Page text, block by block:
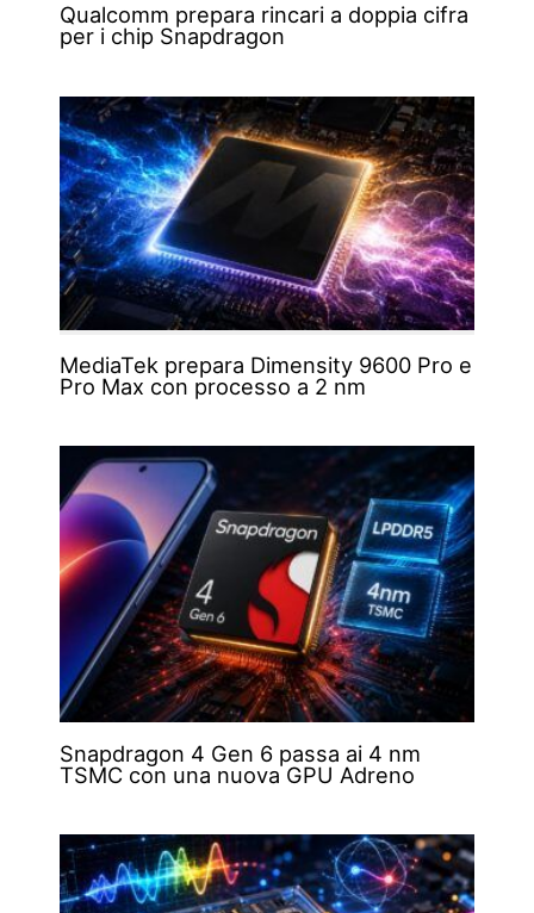
Qualcomm prepara rincari a doppia cifra
per i chip Snapdragon
MediaTek prepara Dimensity 9600 Pro e
Pro Max con processo a 2 nm
Snapdragon 4 Gen 6 passa ai 4 nm
TSMC con una nuova GPU Adreno